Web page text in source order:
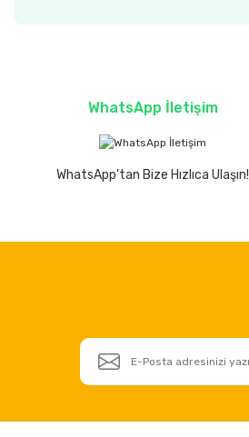
WhatsApp İletişim
WhatsApp'tan Bize Hızlıca Ulaşın!